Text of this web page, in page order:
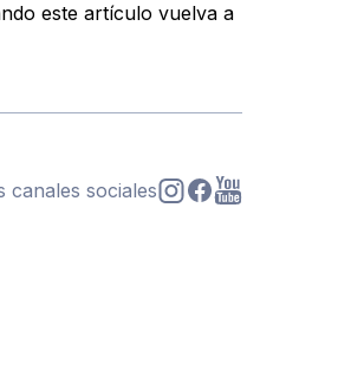
este artículo vuelva a
canales sociales